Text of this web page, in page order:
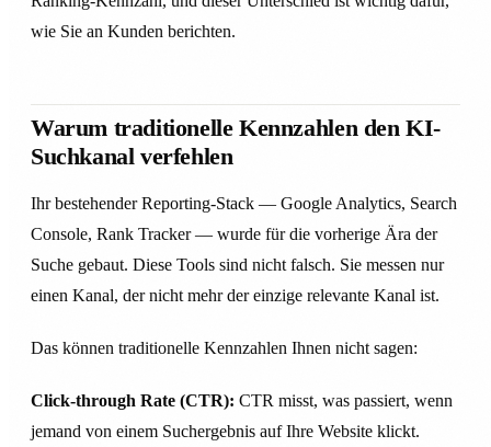
wie Sie an Kunden berichten.
Warum traditionelle Kennzahlen den KI-
Suchkanal verfehlen
Ihr bestehender Reporting-Stack — Google Analytics, Search
Console, Rank Tracker — wurde für die vorherige Ära der
Suche gebaut. Diese Tools sind nicht falsch. Sie messen nur
einen Kanal, der nicht mehr der einzige relevante Kanal ist.
Das können traditionelle Kennzahlen Ihnen nicht sagen:
Click-through Rate (CTR): CTR misst, was passiert, wenn
jemand von einem Suchergebnis auf Ihre Website klickt.